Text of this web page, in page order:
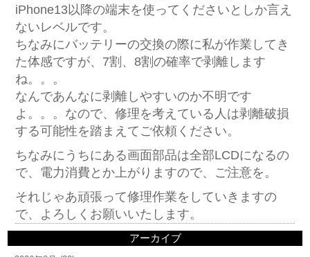
iPhone13以降の端末を使ってくださいとしか言え
ないレベルです。
ちなみにバッテリーの交換の際に私が作業してき
た体感ですが、7割、8割の確率で剥離します
ね。。。
なんであんなに剥離しやすいのか不明です
よ。。。なので、修理を考えている人は剥離破損
する可能性を踏まえてご依頼ください。
ちなみにうちにある画面部品は全部LCDになるの
で、電力消費とか上がりますので、ご注意を。
それじゃあ頑張って修理作業をしていきますの
で、よろしくお願いいたします。
アーカイブ